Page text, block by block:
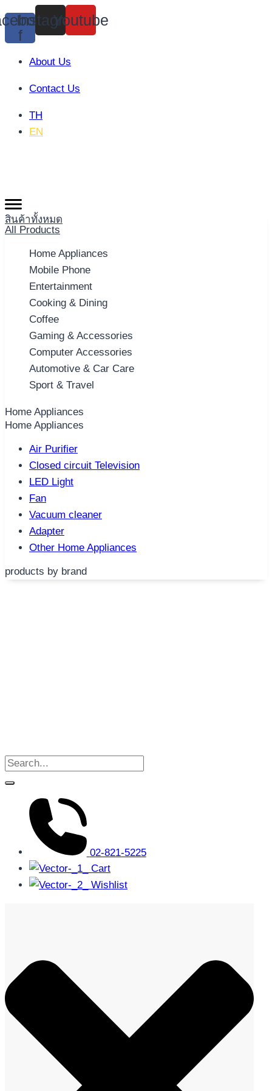
Skip
to
content
f
Instagram
Youtube
About Us
Contact Us
TH
EN
สินค้าทั้งหมด
All Products
Home Appliances
Mobile Phone
Entertainment
Cooking & Dining
Coffee
Gaming & Accessories
Computer Accessories
Automotive & Car Care
Sport & Travel
Home Appliances
Home Appliances
Air Purifier
Closed circuit Television
LED Light
Fan
Vacuum cleaner
Adapter
Other Home Appliances
products by brand
02-821-5225
Cart
Wishlist